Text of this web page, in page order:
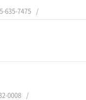
635-7475
0008